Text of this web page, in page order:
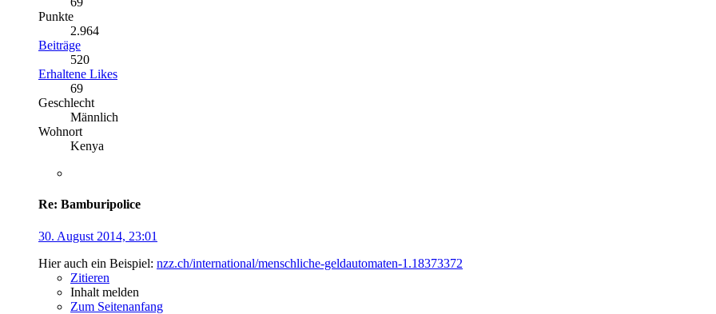
Punkte
2.964
Beiträge
520
Erhaltene Likes
69
Geschlecht
Männlich
Wohnort
Kenya
Re: Bamburipolice
30. August 2014, 23:01
Hier auch ein Beispiel: nzz.ch/international/menschliche-geldautomaten-1.18373372
Zitieren
Inhalt melden
Zum Seitenanfang